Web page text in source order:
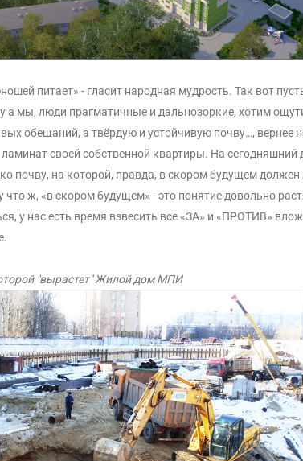
питает» - гласит народная мудрость. Так вот
а мы, люди прагматичные и дальнозоркие, хотим
обещаний, а твёрдую и устойчивую почву…, вернее
своей собственной квартиры. На сегодняшний
почву, на которой, правда, в скором будущем
ж, «в скором будущем» - это понятие довольно
у нас есть время взвесить все «ЗА» и «ПРОТИВ»
"вырастет" Жилой дом МПИ